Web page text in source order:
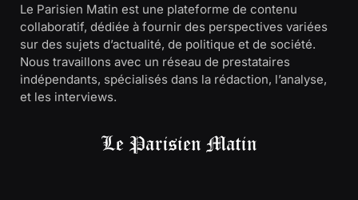
Le Parisien Matin est une plateforme de contenu
collaboratif, dédiée à fournir des perspectives variées
sur des sujets d’actualité, de politique et de société.
Nous travaillons avec un réseau de prestataires
indépendants, spécialisés dans la rédaction, l’analyse,
et les interviews.